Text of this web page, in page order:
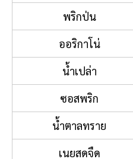
พริกป่น
ออริกาโน่
น้ำเปล่า
ซอสพริก
น้ำตาลทราย
เนยสดจืด